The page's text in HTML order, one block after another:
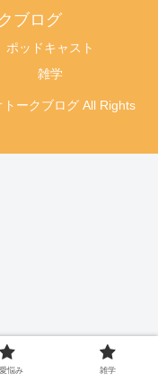
ブログ
ポッドキャスト
雑学
ークブログ All Rights
悩み 雑学